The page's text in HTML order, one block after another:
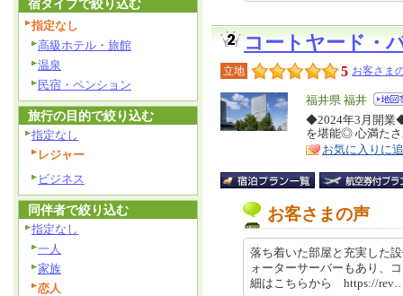
コートヤード・
立地 5 お客さま
エ
リ
ア
福井県 福井
特
徴
◆2024年3月開業
を堪能◎ 心満た
お気に入りに
お客さまの声
落ち着いた部屋と充実した
ォーターサーバーもあり、
細はこちらから https://
宿タイプで絞り込む
指定なし
高級ホテル・旅館
温泉
民宿・ペンション
旅行の目的で絞り込む
指定なし
レジャー
ビジネス
同伴者で絞り込む
指定なし
一人
家族
恋人